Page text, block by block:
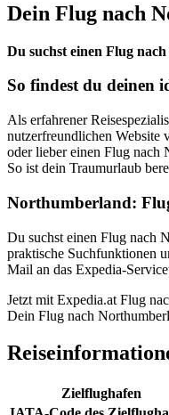
Dein Flug nach
Du suchst einen Flug
So findest du deinen
Als erfahrener
nutzerfreundlichen Website
oder lieber einen Flug nach
So ist dein Traumurlaub
Northumberland:
Du suchst einen Flug nach
praktische Suchfunktionen
Mail an das Expedia-
Jetzt mit Expedia.at Flug
Dein Flug nach
Zielflughafen